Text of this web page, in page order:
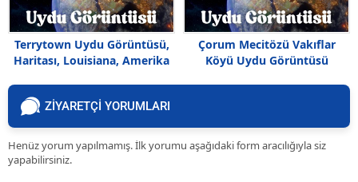
Terrytown Uydu Görüntüsü,
Haritası, Louisiana, Amerika
Çorum Mecitözü Vakıflar
Köyü Uydu Görüntüsü
ZİYARETÇİ YORUMLARI
Henüz yorum yapılmamış. İlk yorumu aşağıdaki form aracılığıyla siz
yapabilirsiniz.